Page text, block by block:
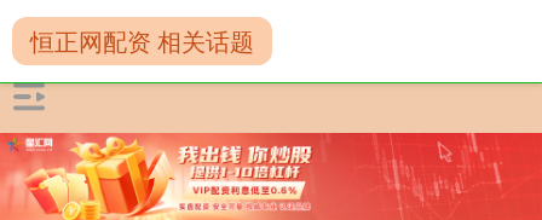
恒正网配资 相关话题